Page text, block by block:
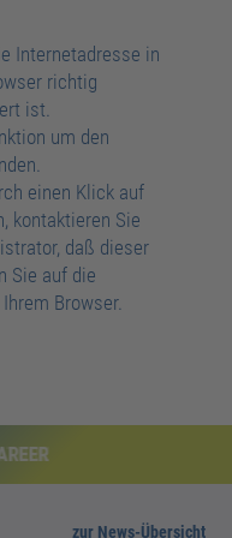
Internetadresse in
richtig
ist.
um den
einen Klick auf
kontaktieren Sie
daß dieser
Sie auf die
Browser.
zur News-Übersicht